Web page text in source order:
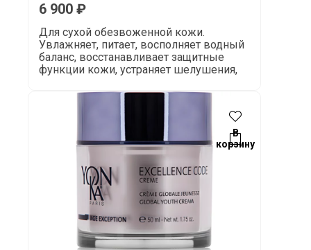
6 900 ₽
Для сухой обезвоженной кожи.
Увлажняет, питает, восполняет водный
баланс, восстанавливает защитные
функции кожи, устраняет шелушения,
В
корзину